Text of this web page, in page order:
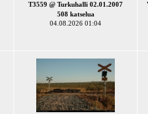
T3559 @ Turkuhalli 02.01.2007
508 katselua
04.08.2026 01:04